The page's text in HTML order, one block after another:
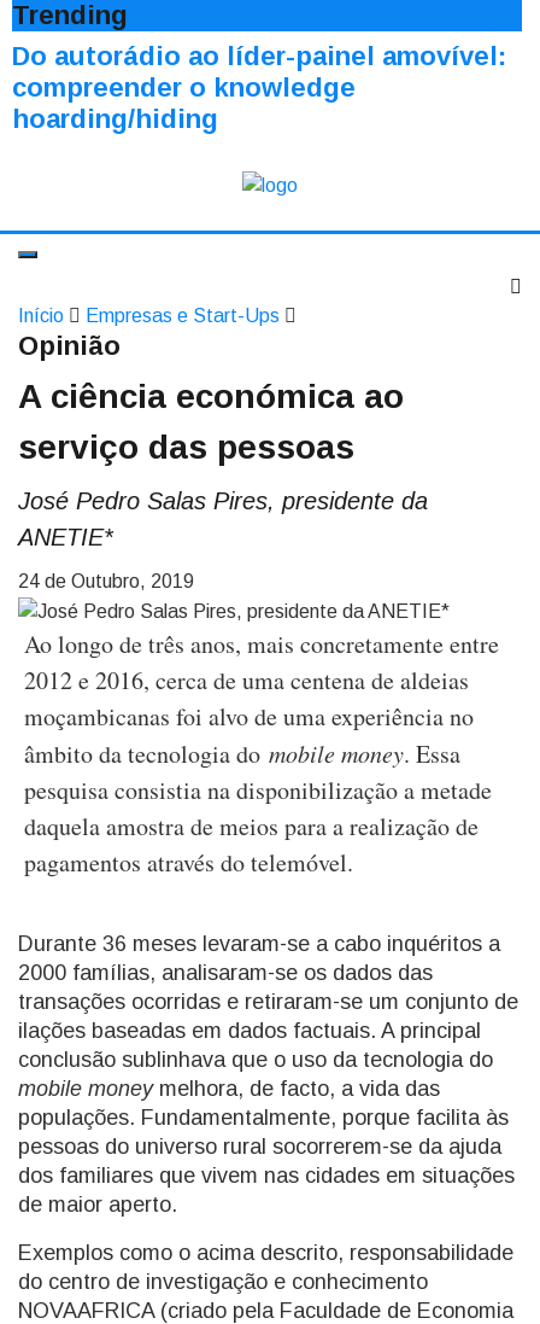
Trending
Do autorádio ao líder-painel amovível:
compreender o knowledge
hoarding/hiding
Início Empresas e Start-Ups
Opinião
A ciência económica ao
serviço das pessoas
José Pedro Salas Pires, presidente da
ANETIE*
24 de Outubro, 2019
Ao longo de três anos, mais concretamente entre
2012 e 2016, cerca de uma centena de aldeias
moçambicanas foi alvo de uma experiência no
âmbito da tecnologia do mobile money. Essa
pesquisa consistia na disponibilização a metade
daquela amostra de meios para a realização de
pagamentos através do telemóvel.
Durante 36 meses levaram-se a cabo inquéritos a
2000 famílias, analisaram-se os dados das
transações ocorridas e retiraram-se um conjunto de
ilações baseadas em dados factuais. A principal
conclusão sublinhava que o uso da tecnologia do
mobile moneymelhora, de facto, a vida das
populações. Fundamentalmente, porque facilita às
pessoas do universo rural socorrerem-se da ajuda
dos familiares que vivem nas cidades em situações
de maior aperto.
Exemplos como o acima descrito, responsabilidade
do centro de investigação e conhecimento
NOVAAFRICA (criado pela Faculdade de Economia